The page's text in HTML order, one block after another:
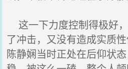
这一下力度控制得极好
了冲击，又没有造成实质性
陈静娴当时正处在后仰状